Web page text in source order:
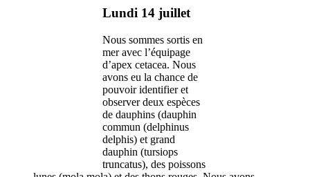
Lundi 14 juillet
Nous sommes sortis en
mer avec l’équipage
d’apex cetacea. Nous
avons eu la chance de
pouvoir identifier et
observer deux espèces
de dauphins (dauphin
commun (delphinus
delphis) et grand
dauphin (tursiops
truncatus), des poissons